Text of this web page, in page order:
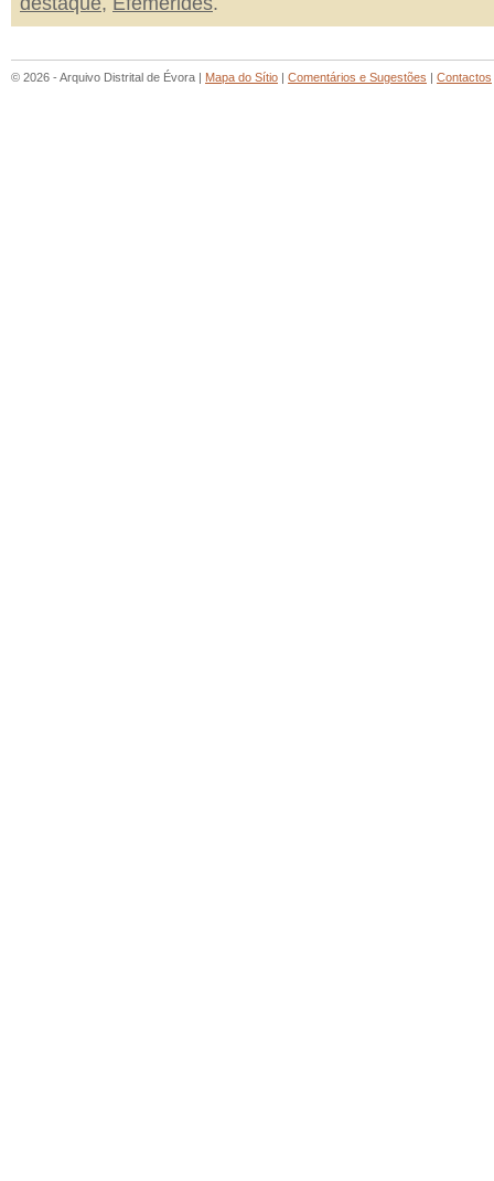
© 2026 - Arquivo Distrital de Évora | Mapa do Sítio | Comentários e Sugestões | Contactos